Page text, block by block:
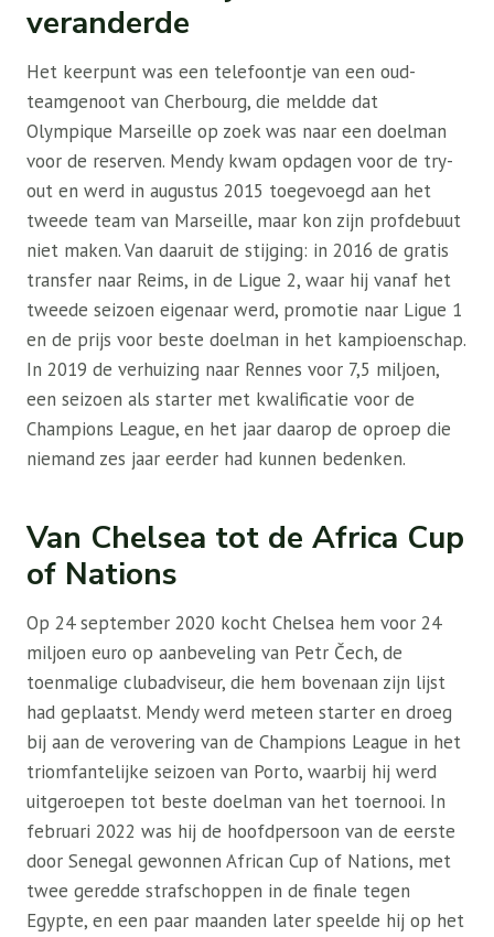
veranderde
Het keerpunt was een telefoontje van een oud-
teamgenoot van Cherbourg, die meldde dat
Olympique Marseille op zoek was naar een doelman
voor de reserven. Mendy kwam opdagen voor de try-
out en werd in augustus 2015 toegevoegd aan het
tweede team van Marseille, maar kon zijn profdebuut
niet maken. Van daaruit de stijging: in 2016 de gratis
transfer naar Reims, in de Ligue 2, waar hij vanaf het
tweede seizoen eigenaar werd, promotie naar Ligue 1
en de prijs voor beste doelman in het kampioenschap.
In 2019 de verhuizing naar Rennes voor 7,5 miljoen,
een seizoen als starter met kwalificatie voor de
Champions League, en het jaar daarop de oproep die
niemand zes jaar eerder had kunnen bedenken.
Van Chelsea tot de Africa Cup
of Nations
Op 24 september 2020 kocht Chelsea hem voor 24
miljoen euro op aanbeveling van Petr Čech, de
toenmalige clubadviseur, die hem bovenaan zijn lijst
had geplaatst. Mendy werd meteen starter en droeg
bij aan de verovering van de Champions League in het
triomfantelijke seizoen van Porto, waarbij hij werd
uitgeroepen tot beste doelman van het toernooi. In
februari 2022 was hij de hoofdpersoon van de eerste
door Senegal gewonnen African Cup of Nations, met
twee geredde strafschoppen in de finale tegen
Egypte, en een paar maanden later speelde hij op het